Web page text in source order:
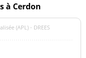
à Cerdon
(APL) - DREES